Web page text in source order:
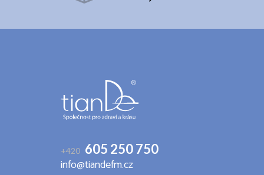
Z
+420 605 250 750
info@tiandefm.cz